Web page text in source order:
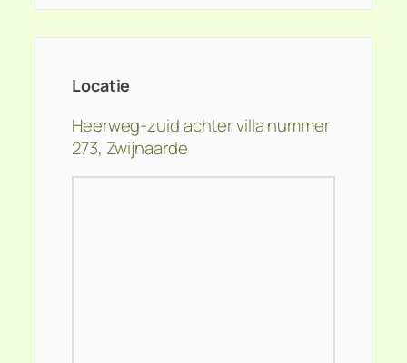
Locatie
Heerweg-zuid achter villa nummer
273, Zwijnaarde